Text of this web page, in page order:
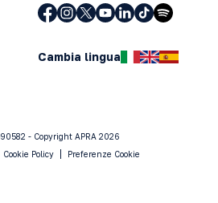
Cambia lingua
- Copyright APRA 2026
Cookie Policy Preferenze Cookie